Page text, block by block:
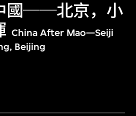
國──北京，小
China After Mao—Seiji
Beijing